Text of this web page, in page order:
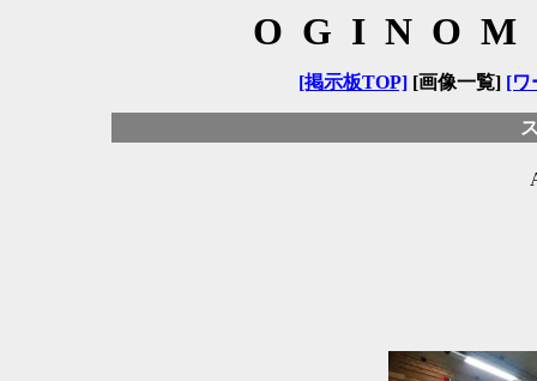
[掲示板TOP][画像一覧] [ワ